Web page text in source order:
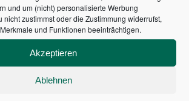
und um (nicht) personalisierte Werbung
nicht zustimmst oder die Zustimmung widerrufst,
und Funktionen beeinträchtigen.
Akzeptieren
Ablehnen
mit Aktualisierungen zu: